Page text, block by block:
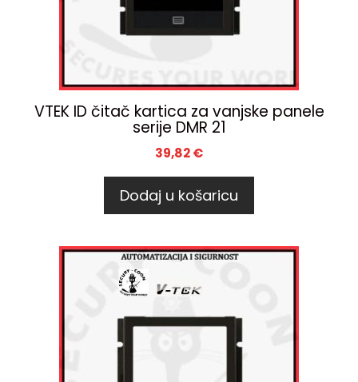
VTEK ID čitač kartica za vanjske panele
serije DMR 21
39,82€
Dodaj u košaricu